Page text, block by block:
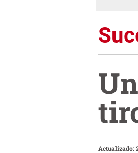
Actualizado: